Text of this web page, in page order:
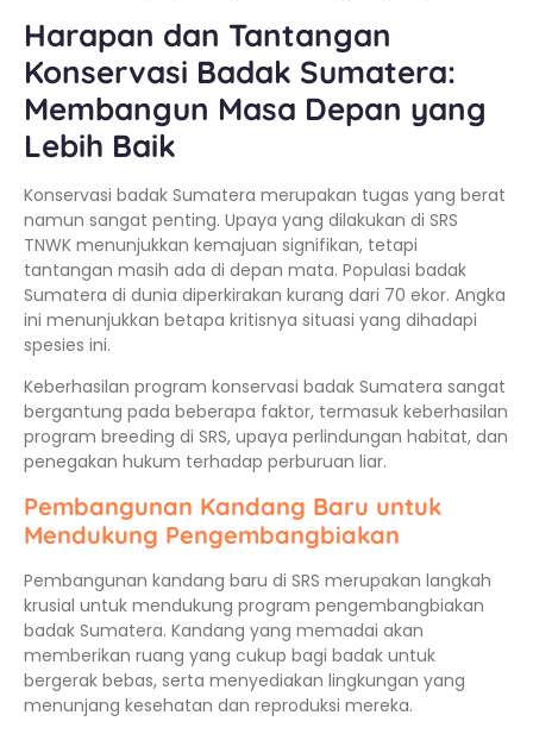
Harapan dan Tantangan
Konservasi Badak Sumatera:
Membangun Masa Depan yang
Lebih Baik
Konservasi badak Sumatera merupakan tugas yang berat
namun sangat penting. Upaya yang dilakukan di SRS
TNWK menunjukkan kemajuan signifikan, tetapi
tantangan masih ada di depan mata. Populasi badak
Sumatera di dunia diperkirakan kurang dari 70 ekor. Angka
ini menunjukkan betapa kritisnya situasi yang dihadapi
spesies ini.
Keberhasilan program konservasi badak Sumatera sangat
bergantung pada beberapa faktor, termasuk keberhasilan
program breeding di SRS, upaya perlindungan habitat, dan
penegakan hukum terhadap perburuan liar.
Pembangunan Kandang Baru untuk
Mendukung Pengembangbiakan
Pembangunan kandang baru di SRS merupakan langkah
krusial untuk mendukung program pengembangbiakan
badak Sumatera. Kandang yang memadai akan
memberikan ruang yang cukup bagi badak untuk
bergerak bebas, serta menyediakan lingkungan yang
menunjang kesehatan dan reproduksi mereka.